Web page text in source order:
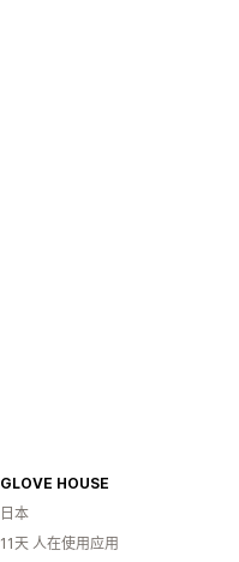
GLOVE HOUSE
日本
11天 人在使用应用